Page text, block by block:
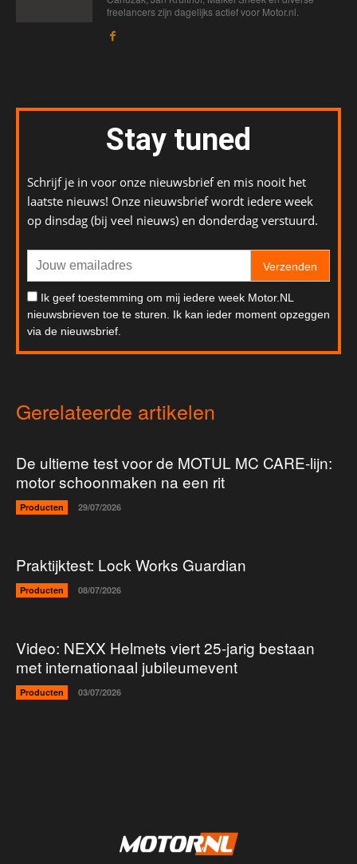
freelancers zijn dagelijks actief voor Motor.nl.
Stay tuned
Schrijf je in voor onze nieuwsbrief en mis nooit het
laatste nieuws! Onze nieuwsbrief wordt iedere week
op dinsdag (bij veel nieuws) en donderdag verstuurd.
Verzenden
Ik geef toestemming om mij iedere week Motor.NL
nieuwsbrieven toe te sturen. Ik kan ieder moment opzeggen
via de nieuwsbrief.
Gerelateerde artikelen
De ultieme test voor de MOTUL MC CARE-lijn:
motor schoonmaken na een rit
Producten 29/07/2026
Praktijktest: Lock Works Guardian
Producten 08/07/2026
Video: NEXX Helmets viert 25-jarig bestaan
met internationaal jubileumevent
Producten 03/07/2026